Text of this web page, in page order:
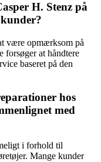
H. Stenz på
være opmærksom på
forsøger at håndtere
baseret på den
hos
med
i forhold til
Mange kunder